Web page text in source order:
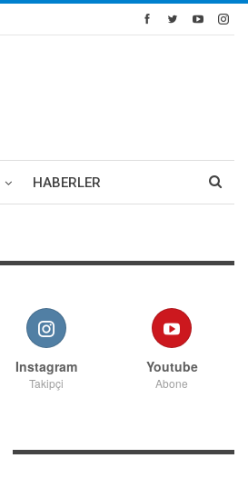
HABERLER
Instagram
Takipçi
Youtube
Abone